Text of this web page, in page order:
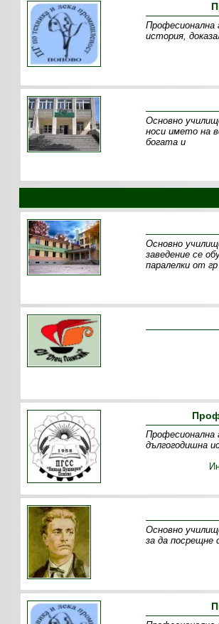
Професионална
история,
Основно
носи името на
богата и
Основно
заведение се
паралелки от гр
Професионална
дългогодишна
Основно
за да посрещне